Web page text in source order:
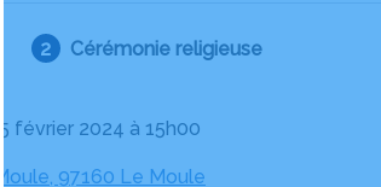
Cérémonie religieuse
février 2024 à 15h00
97160 Le Moule